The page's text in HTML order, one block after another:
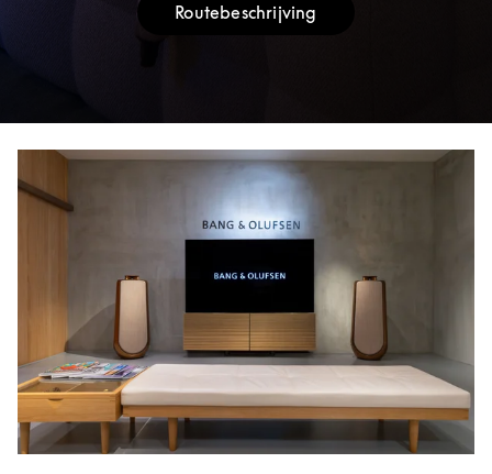
RoutebeschrijvingLink Opens in New Tab